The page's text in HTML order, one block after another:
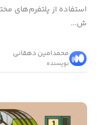
استفاده از پلتفرم‌های
ش...
محمد‌امین دهقانی
نویسنده